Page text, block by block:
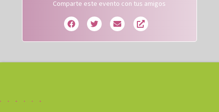
Comparte este evento con tus amigos